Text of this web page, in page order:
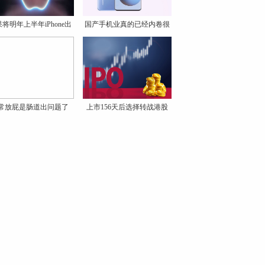
将明年上半年iPhone出
货
国产手机业真的已经内卷很
久
放屁是肠道出问题了
上市156天后选择转战港股